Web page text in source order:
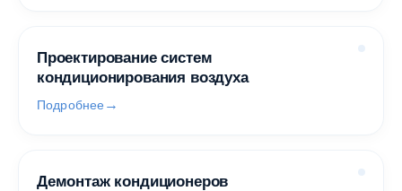
Проектирование систем
кондиционирования воздуха
Подробнее
Демонтаж кондиционеров